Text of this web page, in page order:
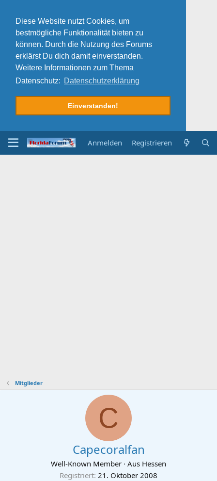
Diese Website nutzt Cookies, um
bestmögliche Funktionalität bieten zu
können. Durch die Nutzung des Forums
erklärst Du dich damit einverstanden.
Weitere Informationen zum Thema
Datenschutz: Datenschutzerklärung
Einverstanden!
Anmelden Registrieren
Mitglieder
C
Capecoralfan
Well-Known Member · Aus Hessen
Registriert 21. Oktober 2008